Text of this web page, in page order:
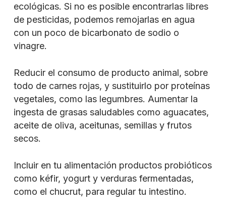
ecológicas. Si no es posible encontrarlas libres
de pesticidas, podemos remojarlas en agua
con un poco de bicarbonato de sodio o
vinagre.
Reducir el consumo de producto animal, sobre
todo de carnes rojas, y sustituirlo por proteínas
vegetales, como las legumbres. Aumentar la
ingesta de grasas saludables como aguacates,
aceite de oliva, aceitunas, semillas y frutos
secos.
Incluir en tu alimentación productos probióticos
como kéfir, yogurt y verduras fermentadas,
como el chucrut, para regular tu intestino.